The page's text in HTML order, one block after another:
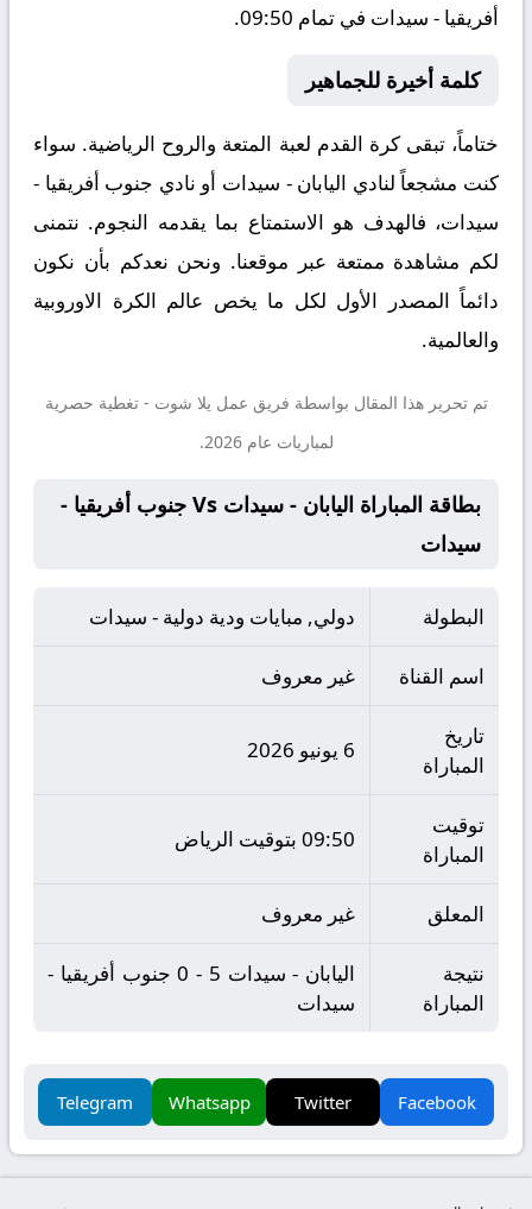
أفريقيا - سيدات في تمام 09:50.
كلمة أخيرة للجماهير
ختاماً، تبقى كرة القدم لعبة المتعة والروح الرياضية. سواء
كنت مشجعاً لنادي اليابان - سيدات أو نادي جنوب أفريقيا -
سيدات، فالهدف هو الاستمتاع بما يقدمه النجوم. نتمنى
لكم مشاهدة ممتعة عبر موقعنا. ونحن نعدكم بأن نكون
دائماً المصدر الأول لكل ما يخص عالم الكرة الاوروبية
والعالمية.
تم تحرير هذا المقال بواسطة فريق عمل يلا شوت - تغطية حصرية
لمباريات عام 2026.
بطاقة المباراة اليابان - سيدات Vs جنوب أفريقيا -
سيدات
البطولة دولي, مبايات ودية دولية - سيدات
اسم القناة غير معروف
تاريخ
المباراة
6 يونيو 2026
توقيت
المباراة
09:50 بتوقيت الرياض
المعلق غير معروف
نتيجة
المباراة
اليابان - سيدات 5 - 0 جنوب أفريقيا -
سيدات
Facebook
Twitter
Whatsapp
Telegram